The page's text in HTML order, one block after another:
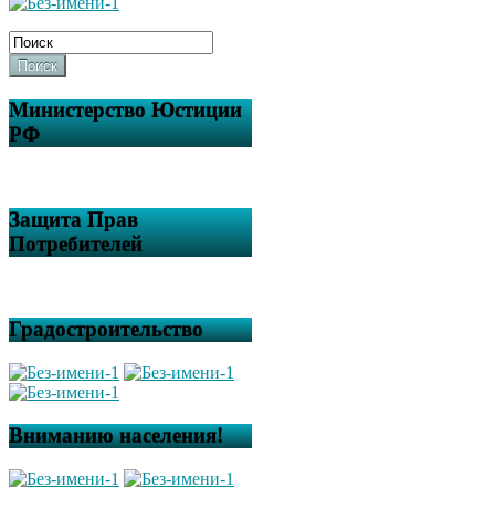
Поиск
Министерство Юстиции
РФ
Защита Прав
Потребителей
Градостроительство
Вниманию населения!